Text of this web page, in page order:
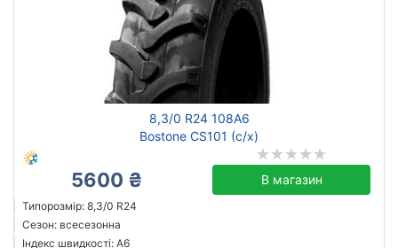
8,3/0 R24 108A6
Bostone CS101 (с/х)
5600 ₴ В магазин
Типорозмір: 8,3/0 R24
Сезон: всесезонна
Індекс швидкості: A6